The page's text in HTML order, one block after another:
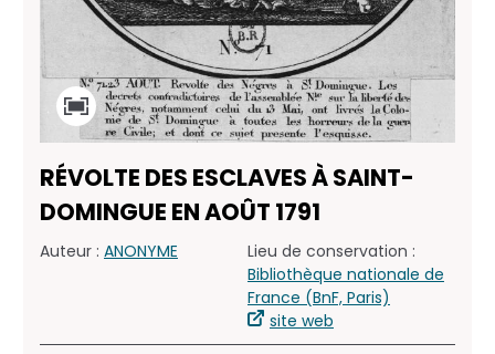
RÉVOLTE DES ESCLAVES À SAINT-
DOMINGUE EN AOÛT 1791
Auteur : ANONYME
Lieu de conservation :
Bibliothèque nationale de
France (BnF, Paris)
site web